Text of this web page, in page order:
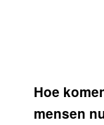
Hoe
mensen